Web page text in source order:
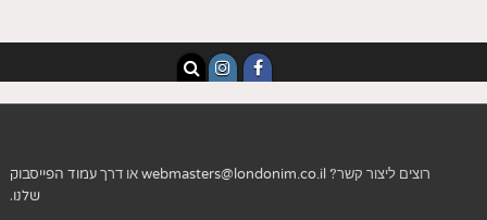
רוצים ליצור קשר?webmasters@londonim.co.il או דרךעמוד הפייסבוק
שלנו.